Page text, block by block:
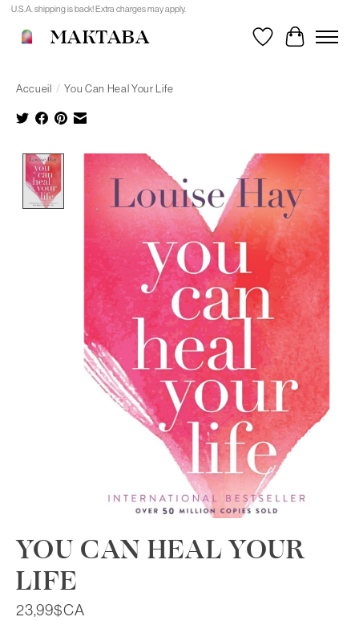
U.S.A. shipping is back! Extra charges may apply.
MAKTABA Liste de souhaits
Panier
Accueil / You Can Heal Your Life
Product image slideshow Items
YOU CAN HEAL YOUR
LIFE
23,99$CA